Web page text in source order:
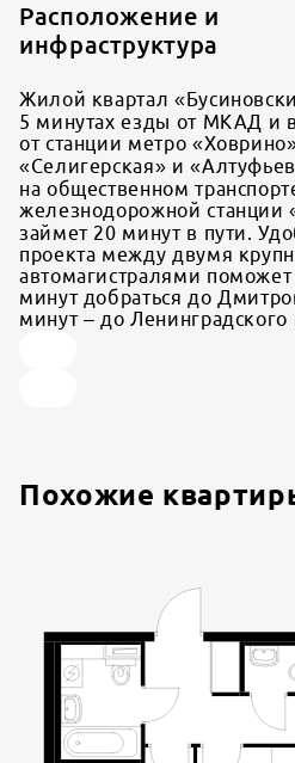
Расположение и
инфраструктура
Жилой квартал
5 минутах езды от МКАД и
от станции метро
«Селигерская» и
на общественном
железнодорожной станции
займет 20 минут в пути.
проекта между двумя
автомагистралями
минут добраться до
минут – до Ленинградского
Похожие